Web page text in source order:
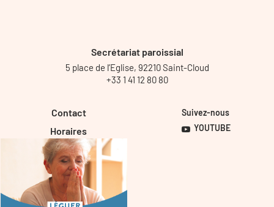
Secrétariat paroissial
5 place de l’Eglise, 92210 Saint-Cloud
+33 1 41 12 80 80
Contact
Horaires
Suivez-nous
YOUTUBE